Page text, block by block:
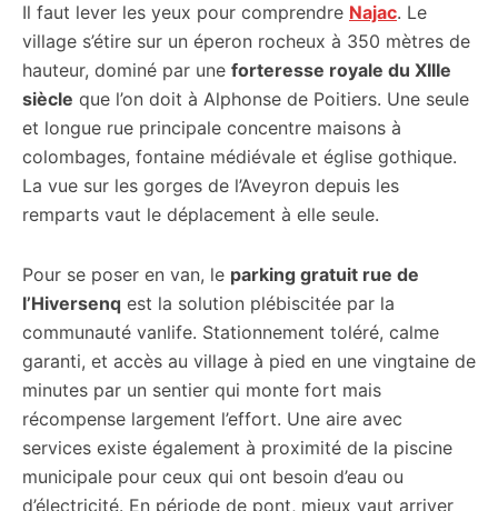
Il faut lever les yeux pour comprendre Najac. Le
village s’étire sur un éperon rocheux à 350 mètres de
hauteur, dominé par une forteresse royale du XIIIe
siècle que l’on doit à Alphonse de Poitiers. Une seule
et longue rue principale concentre maisons à
colombages, fontaine médiévale et église gothique.
La vue sur les gorges de l’Aveyron depuis les
remparts vaut le déplacement à elle seule.
Pour se poser en van, le parking gratuit rue de
l’Hiversenq est la solution plébiscitée par la
communauté vanlife. Stationnement toléré, calme
garanti, et accès au village à pied en une vingtaine de
minutes par un sentier qui monte fort mais
récompense largement l’effort. Une aire avec
services existe également à proximité de la piscine
municipale pour ceux qui ont besoin d’eau ou
d’électricité. En période de pont, mieux vaut arriver